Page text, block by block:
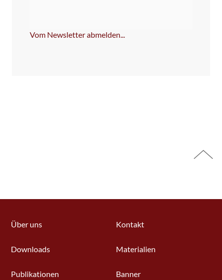
Vom Newsletter abmelden...
Über uns Kontakt
Downloads Materialien
Publikationen Banner